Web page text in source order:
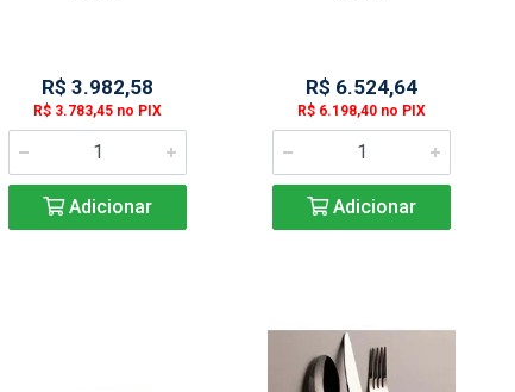
R$ 3.982,58
R$ 3.783,45 no PIX
Adicionar
R$ 6.524,64
R$ 6.198,40 no PIX
Adicionar